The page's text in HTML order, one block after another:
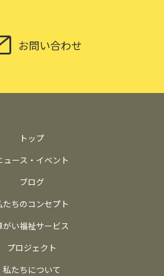
お問い合わせ
トップ
ュース・イベント
ブログ
たちのコンセプト
がい福祉サービス
プロジェクト
私たちについて